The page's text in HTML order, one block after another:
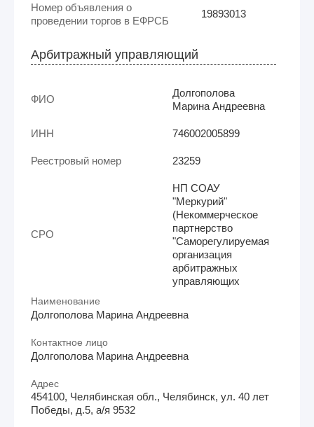
Номер объявления о
проведении торгов в ЕФРСБ
19893013
Арбитражный управляющий
ФИО
Долгополова
Марина Андреевна
ИНН 746002005899
Реестровый номер 23259
СРО
НП СОАУ
"Меркурий"
(Некоммерческое
партнерство
"Саморегулируемая
организация
арбитражных
управляющих
Наименование
Долгополова Марина Андреевна
Контактное лицо
Долгополова Марина Андреевна
Адрес
454100, Челябинская обл., Челябинск, ул. 40 лет
Победы, д.5, а/я 9532